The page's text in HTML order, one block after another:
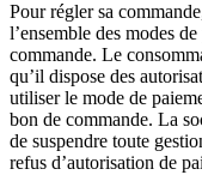
Pour régler sa
l’ensemble des modes
commande. Le
qu’il dispose des
utiliser le mode de
bon de commande. La
de suspendre toute
refus d’autorisation de